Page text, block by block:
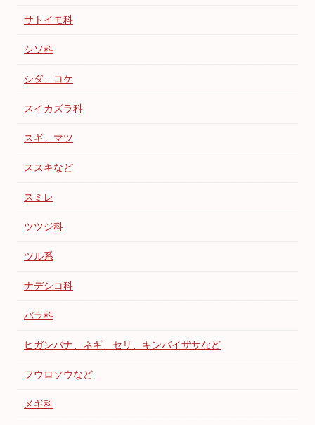
サトイモ科
シソ科
シダ、コケ
スイカズラ科
スギ、マツ
ススキなど
スミレ
ツツジ科
ツル系
ナデシコ科
バラ科
ヒガンバナ、ネギ、セリ、キンバイザサなど
フウロソウなど
メギ科